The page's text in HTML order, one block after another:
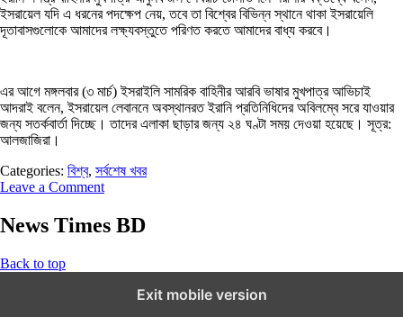
ইসরায়েল যদি এ ধরনের পদক্ষেপ নেয়, তবে তা বিশ্বের বিভিন্ন স্থানে থাকা ইসরায়েলি
দূতাবাসগুলোকে আমাদের লক্ষ্যবস্তুতে পরিণত করতে আমাদের বাধ্য করবে।
এর আগে মঙ্গলবার (৩ মার্চ) ইসরাইলি সামরিক বাহিনীর আরবি ভাষার মুখপাত্র আভিচাই
আদরাই বলেন, ইসরায়েল লেবাননে অবস্থানরত ইরানি প্রতিনিধিদের অবিলম্বে সরে যাওয়ার
জন্য সতর্কবার্তা দিচ্ছে। তাদের এলাকা ছাড়ার জন্য ২৪ ঘণ্টা সময় দেওয়া হয়েছে। সূত্র:
আলজাজিরা।
Categories: বিশ্ব, সর্বশেষ খবর
Leave a Comment
News Times BD
Back to top
Exit mobile version